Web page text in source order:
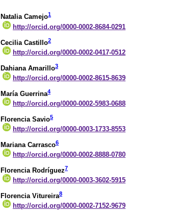
Natalia Camejo1
http://orcid.org/0000-0002-8684-0291
Cecilia Castillo2
http://orcid.org/0000-0002-0417-0512
Dahiana Amarillo3
http://orcid.org/0000-0002-8615-8639
María Guerrina4
http://orcid.org/0000-0002-5983-0688
Florencia Savio5
http://orcid.org/0000-0003-1733-8553
Mariana Carrasco6
http://orcid.org/0000-0002-8888-0780
Florencia Rodríguez7
http://orcid.org/0000-0003-3602-5915
Florencia Vitureira8
http://orcid.org/0000-0002-7152-9679